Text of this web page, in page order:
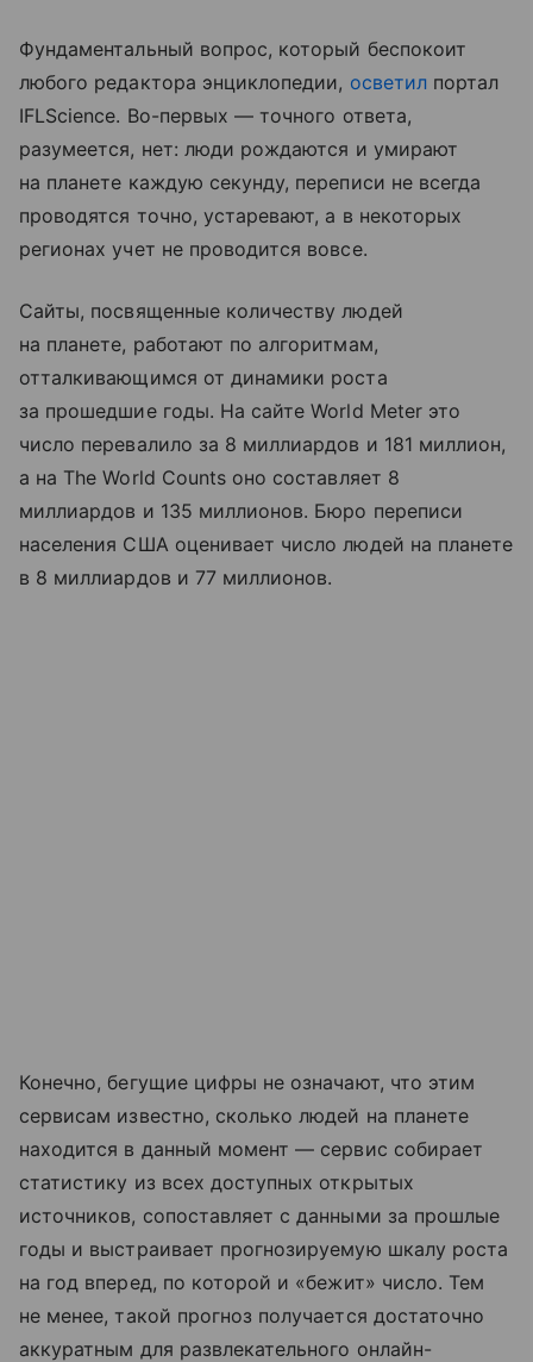
Фундаментальный вопрос, который беспокоит
любого редактора энциклопедии, осветилпортал
IFLScience. Во-первых — точного ответа,
разумеется, нет: люди рождаются и умирают
на планете каждую секунду, переписи не всегда
проводятся точно, устаревают, а в некоторых
регионах учет не проводится вовсе.
Сайты, посвященные количеству людей
на планете, работают по алгоритмам,
отталкивающимся от динамики роста
за прошедшие годы. На сайте World Meter это
число перевалило за 8 миллиардов и 181 миллион,
а на The World Counts оно составляет 8
миллиардов и 135 миллионов. Бюро переписи
населения США оценивает число людей на планете
в 8 миллиардов и 77 миллионов.
Конечно, бегущие цифры не означают, что этим
сервисам известно, сколько людей на планете
находится в данный момент — сервис собирает
статистику из всех доступных открытых
источников, сопоставляет с данными за прошлые
годы и выстраивает прогнозируемую шкалу роста
на год вперед, по которой и «бежит» число. Тем
не менее, такой прогноз получается достаточно
аккуратным для развлекательного онлайн-